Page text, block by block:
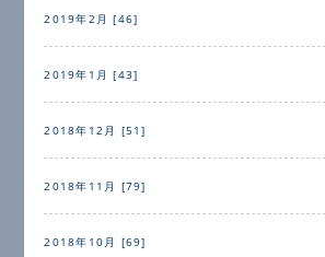
2019年2月 [46]
2019年1月 [43]
2018年12月 [51]
2018年11月 [79]
2018年10月 [69]